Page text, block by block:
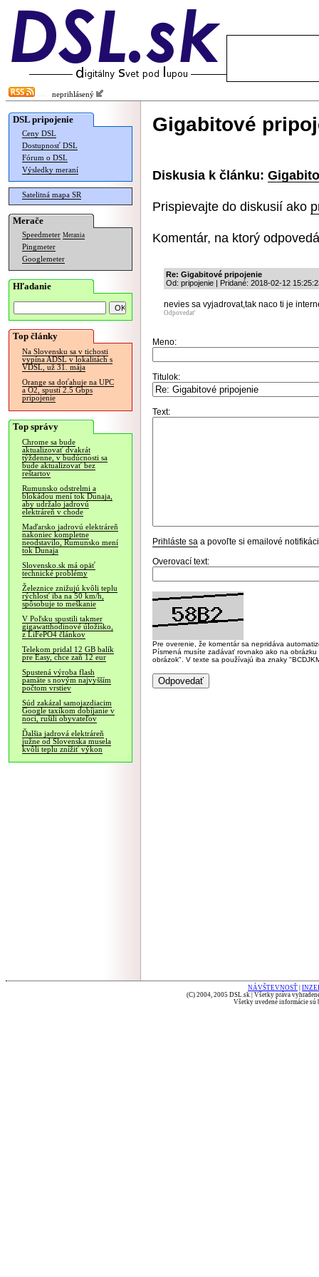
neprihlásený
DSL pripojenie
Ceny DSL
Dostupnosť DSL
Fórum o DSL
Výsledky meraní
Satelitná mapa SR
Merače
Speedmeter Merania
Pingmeter
Googlemeter
Hľadanie
Top články
Na Slovensku sa v tichosti
vypína ADSL v lokalitách s
VDSL, už 31. mája
Orange sa doťahuje na UPC
a O2, spustí 2.5 Gbps
pripojenie
Top správy
Chrome sa bude
aktualizovať dvakrát
týždenne, v budúcnosti sa
bude aktualizovať bez
reštartov
Rumunsko odstrelmi a
blokádou mení tok Dunaja,
aby udržalo jadrovú
elektráreň v chode
Maďarsko jadrovú elektráreň
nakoniec kompletne
neodstavilo, Rumunsko mení
tok Dunaja
Slovensko.sk má opäť
technické problémy
Železnice znižujú kvôli teplu
rýchlosť iba na 50 km/h,
spôsobuje to meškanie
V Poľsku spustili takmer
gigawatthodinové úložisko,
z LiFePO4 článkov
Telekom pridal 12 GB balík
pre Easy, chce zaň 12 eur
Spustená výroba flash
pamäte s novým najvyšším
počtom vrstiev
Súd zakázal samojazdiacim
Google taxíkom dobíjanie v
noci, rušili obyvateľov
Ďalšia jadrová elektráreň
južne od Slovenska musela
kvôli teplu znížiť výkon
Gigabitové
Diskusia k článku:
Prispievajte do diskusií ako
Komentár, na ktorý
Re: Gigabitové pripojenie
Od: pripojenie | Pridané: 2018-02-12
nevies sa vyjadrovat,tak naco ti je
Odpovedať
Meno:
Titulok:
Text:
Prihláste sa a povoľte si emailové
Overovací text:
Pre overenie, že komentár sa nepridáva
Písmená musíte zadávať rovnako ako na
obrázok". V texte sa používajú iba znaky
NÁVŠTEVNOSŤ
(C) 2004, 2005 DSL.sk | Všetky práva
Všetky uvedené informácie sú